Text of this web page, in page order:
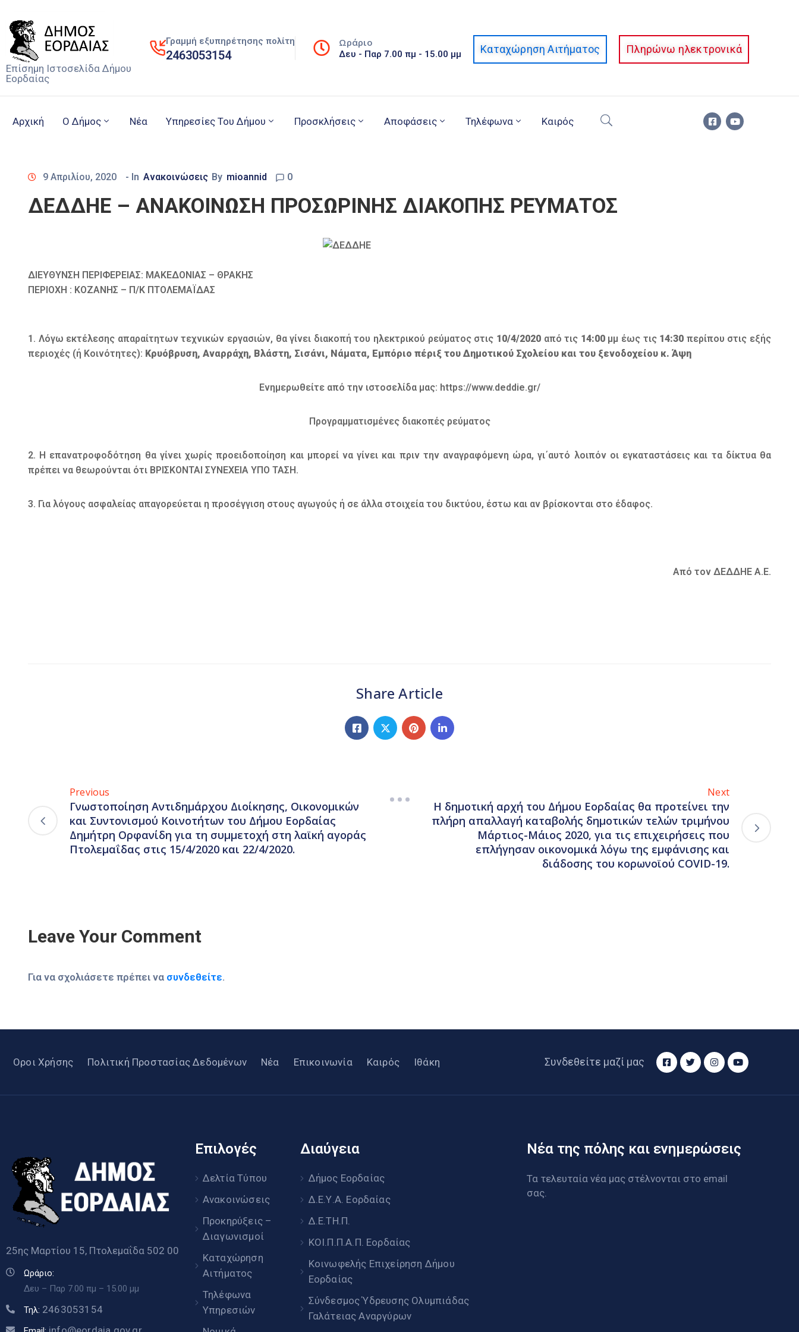
Επίσημη Ιστοσελίδα Δήμου
Εορδαίας
Γραμμή εξυπηρέτησης πολίτη
2463053154
Ωράριο
Δευ - Παρ 7.00 πμ - 15.00 μμ Καταχώρηση Αιτήματος Πληρώνω ηλεκτρονικά
Αρχική Ο Δήμος Νέα Υπηρεσίες Του Δήμου Προσκλήσεις Αποφάσεις Τηλέφωνα Καιρός
9 Απριλίου, 2020 - In Ανακοινώσεις By mioannid 0
ΔΕΔΔΗΕ – ΑΝΑΚΟΙΝΩΣΗ ΠΡΟΣΩΡΙΝΗΣ ΔΙΑΚΟΠΗΣ ΡΕΥΜΑΤΟΣ
ΔΙΕΥΘΥΝΣΗ ΠΕΡΙΦΕΡΕΙΑΣ: ΜΑΚΕΔΟΝΙΑΣ – ΘΡΑΚΗΣ
ΠΕΡΙΟΧΗ : ΚΟΖΑΝΗΣ – Π/Κ ΠΤΟΛΕΜΑΪΔΑΣ
1. Λόγω εκτέλεσης απαραίτητων τεχνικών εργασιών, θα γίνει διακοπή του ηλεκτρικού ρεύματος στις 10/4/2020από τις 14:00μμ έως τις14:30 περίπου στις εξής
περιοχές (ή Κοινότητες): Κρυόβρυση, Αναρράχη, Βλάστη, Σισάνι, Νάματα, Εμπόριο πέριξ του Δημοτικού Σχολείου και του ξενοδοχείου κ. Άψη
Ενημερωθείτε από την ιστοσελίδα μας: https://www.deddie.gr/
Προγραμματισμένες διακοπές ρεύματος
2. Η επανατροφοδότηση θα γίνει χωρίς προειδοποίηση και μπορεί να γίνει και πριν την αναγραφόμενη ώρα, γι΄αυτό λοιπόν οι εγκαταστάσεις και τα δίκτυα θα
πρέπει να θεωρούνται ότι ΒΡΙΣΚΟΝΤΑΙ ΣΥΝΕΧΕΙΑ ΥΠΟ ΤΑΣΗ.
3. Για λόγους ασφαλείας απαγορεύεται η προσέγγιση στους αγωγούς ή σε άλλα στοιχεία του δικτύου, έστω και αν βρίσκονται στο έδαφος.
Από τον ΔΕΔΔΗΕ Α.Ε.
Share Article
Previous
Γνωστοποίηση Αντιδημάρχου Διοίκησης, Οικονομικών
και Συντονισμού Κοινοτήτων του Δήμου Εορδαίας
Δημήτρη Ορφανίδη για τη συμμετοχή στη λαϊκή αγοράς
Πτολεμαΐδας στις 15/4/2020 και 22/4/2020.
Next
Η δημοτική αρχή του Δήμου Εορδαίας θα προτείνει την
πλήρη απαλλαγή καταβολής δημοτικών τελών τριμήνου
Μάρτιος-Μάιος 2020, για τις επιχειρήσεις που
επλήγησαν οικονομικά λόγω της εμφάνισης και
διάδοσης του κορωνοϊού COVID-19.
Leave Your Comment
Για να σχολιάσετε πρέπει να συνδεθείτε.
Οροι Χρήσης Πολιτική Προστασίας Δεδομένων Νέα Επικοινωνία Καιρός Ιθάκη Συνδεθείτε μαζί μας
25ης Μαρτίου 15, Πτολεμαΐδα 502 00
Ωράριο:
Δευ – Παρ 7.00 πμ – 15.00 μμ
Τηλ: 2463053154
Επιλογές
Δελτία Τύπου
Ανακοινώσεις
Προκηρύξεις –
Διαγωνισμοί
Καταχώρηση
Αιτήματος
Τηλέφωνα
Υπηρεσιών
Διαύγεια
Δήμος Εορδαίας
Δ.Ε.Υ.Α. Εορδαίας
Δ.Ε.ΤΗ.Π.
ΚΟΙ.Π.Π.Α.Π. Εορδαίας
Κοινωφελής Επιχείρηση Δήμου
Εορδαίας
Σύνδεσμος Ύδρευσης Ολυμπιάδας
Γαλάτειας Αναργύρων
Νέα της πόλης και ενημερώσεις
Τα τελευταία νέα μας στέλνονται στο email
σας.